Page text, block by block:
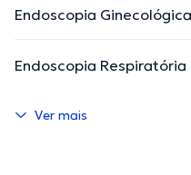
Endoscopia Ginecológica
Endoscopia Respiratória
Ver mais